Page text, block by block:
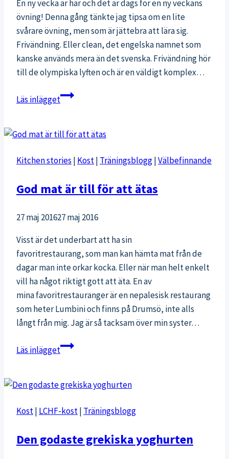
En ny vecka är här och det är dags för en ny veckans
övning! Denna gång tänkte jag tipsa om en lite
svårare övning, men som är jättebra att lära sig.
Frivändning. Eller clean, det engelska namnet som
kanske används mera än det svenska. Frivändning hör
till de olympiska lyften och är en väldigt komplex…
Läs inläggetVeckans
+
träningspass
CFL
Kitchen stories | Kost| Träningsblogg|Välbefinnande
God mat är till för att ätas
27 maj 201627 maj 2016
Visst är det underbart att ha sin
favoritrestaurang, som man kan hämta mat från de
dagar man inte orkar kocka. Eller när man helt enkelt
vill ha något riktigt gott att äta. En av
mina favoritrestauranger är en nepalesisk restaurang
som heter Lumbini och finns på Drumsö, inte alls
långt från mig. Jag är så tacksam över min syster…
Läs inläggetGod
till
att
Kost| LCHF-kost| Träningsblogg
Den godaste grekiska yoghurten